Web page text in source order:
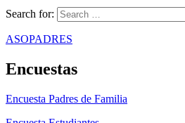
Search for:
ASOPADRES
Encuestas
Encuesta Padres de Familia